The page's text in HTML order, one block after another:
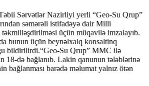
Sərvətlər Nazirliyi yerli “Geo-Su Qrup”
səmərəli istifadəyə dair Milli
üçün müqavilə imzalayıb.
bunun üçün beynəlxalq konsaltinq
bildirilirdi.“Geo-Su Qrup” MMC ilə
18-də bağlanıb. Lakin qanunun tələblərinə
bağlanması barədə məlumat yalnız ötən